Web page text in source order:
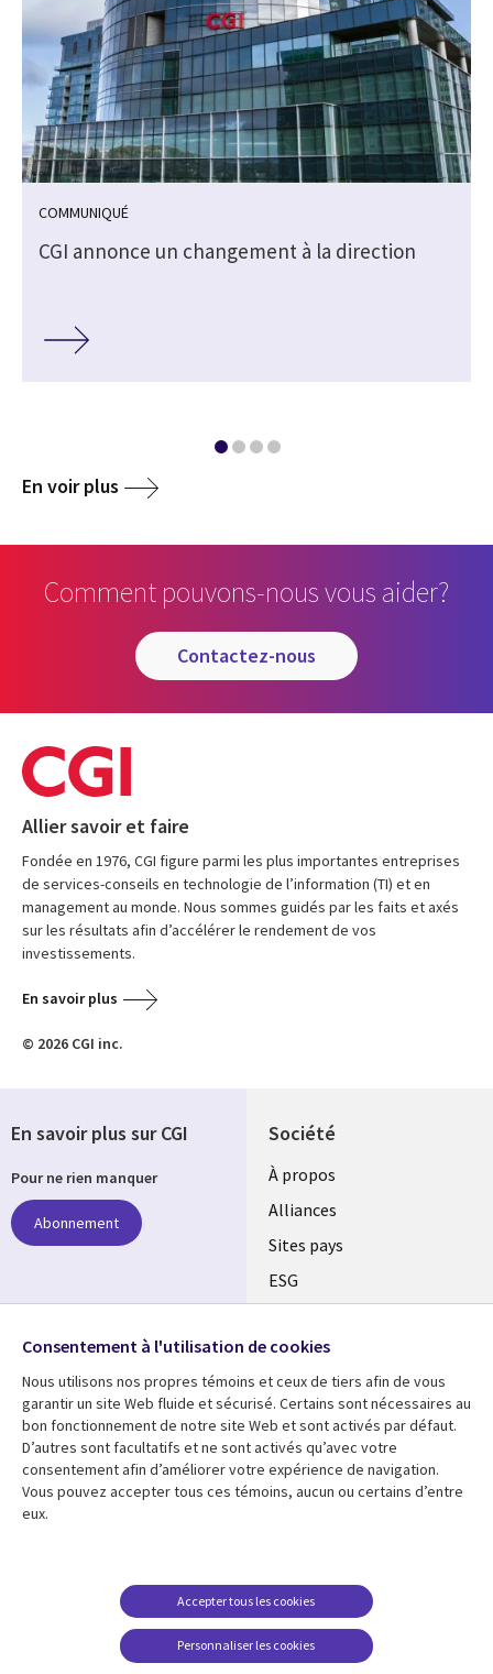
COMMUNIQUÉ
CGI annonce un changement à la direction
En voir plus
Comment pouvons-nous vous aider?
contactez-nous
Allier savoir et faire
Fondée en 1976, CGI figure parmi les plus importantes entreprises
de services-conseils en technologie de l’information (TI) et en
management au monde. Nous sommes guidés par les faits et axés
sur les résultats afin d’accélérer le rendement de vos
investissements.
En savoir plus
© 2026 CGI inc.
Société
À propos
Alliances
Sites pays
ESG
Fusions
Salle de presse
Ressources
Articles
Études de cas
Baladodiffusions
Support
Restrictions et
conditions juridiques
Carrières FAQ
En savoir plus sur CGI
Pour ne rien manquer
Abonnement
Suivez-nous
Social
Media
Global
FR
Consentement à l'utilisation de cookies
Nous utilisons nos propres témoins et ceux de tiers afin de vous
garantir un site Web fluide et sécurisé. Certains sont nécessaires au
bon fonctionnement de notre site Web et sont activés par défaut.
D’autres sont facultatifs et ne sont activés qu’avec votre
consentement afin d’améliorer votre expérience de navigation.
Vous pouvez accepter tous ces témoins, aucun ou certains d’entre
eux.
Personnaliser les cookies
Accepter tous les cookies